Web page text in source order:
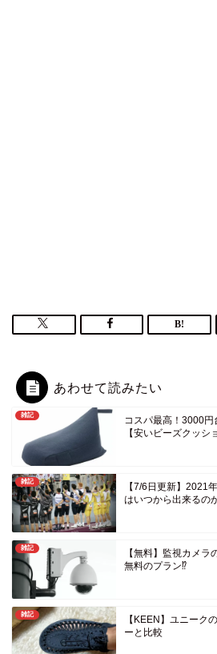
あわせて読みたい
雑記
コスパ最高！3000
【安いビーズクッシ
雑記
【7/6日更新】2021
はいつから出来るの
雑記
【無料】監視カメ
無料のプラン⁉
雑記
【KEEN】ユニーク
ーと比較